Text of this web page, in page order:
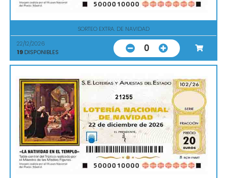
SORTEO EXTRA. DE NAVIDAD
22/12/2026
19 DISPONIBLES 0
21255